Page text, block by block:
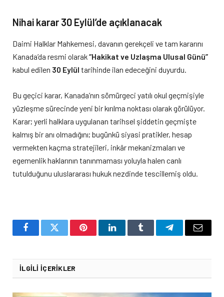
Nihai karar 30 Eylül’de açıklanacak
Daimi Halklar Mahkemesi, davanın gerekçeli ve tam kararını
Kanada’da resmi olarak“Hakikat ve Uzlaşma Ulusal Günü”
kabul edilen 30 Eylül tarihinde ilan edeceğini duyurdu.
Bu geçici karar, Kanada’nın sömürgeci yatılı okul geçmişiyle
yüzleşme sürecinde yeni bir kırılma noktası olarak görülüyor.
Karar; yerli halklara uygulanan tarihsel şiddetin geçmişte
kalmış bir anı olmadığını; bugünkü siyasi pratikler, hesap
vermekten kaçma stratejileri, inkâr mekanizmaları ve
egemenlik haklarının tanınmaması yoluyla halen canlı
tutulduğunu uluslararası hukuk nezdinde tescillemiş oldu.
FacebookTwitter PinterestLinkedInTumblr TelegramEmail
İLGILI İÇERIKLER